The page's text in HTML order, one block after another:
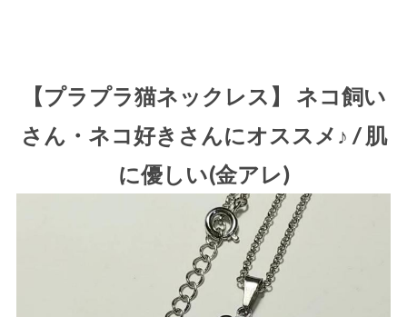
【プラプラ猫ネックレス】 ネコ飼い
さん・ネコ好きさんにオススメ♪ / 肌
に優しい(金アレ)